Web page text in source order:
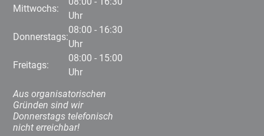
Mittwochs:
Uhr
Donnerstags:
08:00 - 16:30
Uhr
Freitags:
08:00 - 15:00
Uhr
Aus organisatorischen
Gründen sind wir
Donnerstags telefonisch
nicht erreichbar!